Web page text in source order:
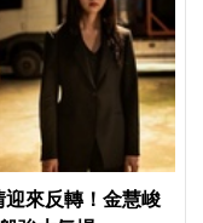
來反轉！金慧峻